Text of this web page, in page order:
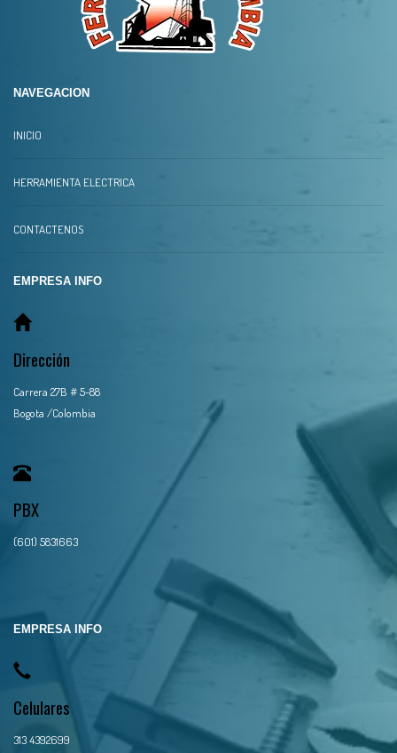
NAVEGACION
INICIO
HERRAMIENTA ELECTRICA
CONTACTENOS
EMPRESA INFO
Dirección
Carrera 27B # 5-88
Bogota /Colombia
PBX
(601) 5831663
EMPRESA INFO
Celulares
313 4392699